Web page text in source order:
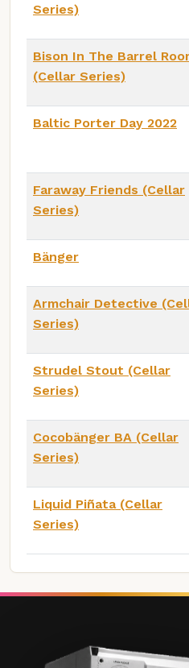
Series)
Bison In The Barrel
(Cellar Series)
Baltic Porter Day 2022
Faraway Friends (Cellar
Series)
Bänger
Armchair Detective
Series)
Strudel Stout (Cellar
Series)
Cocobänger BA (Cellar
Series)
Liquid Piñata (Cellar
Series)